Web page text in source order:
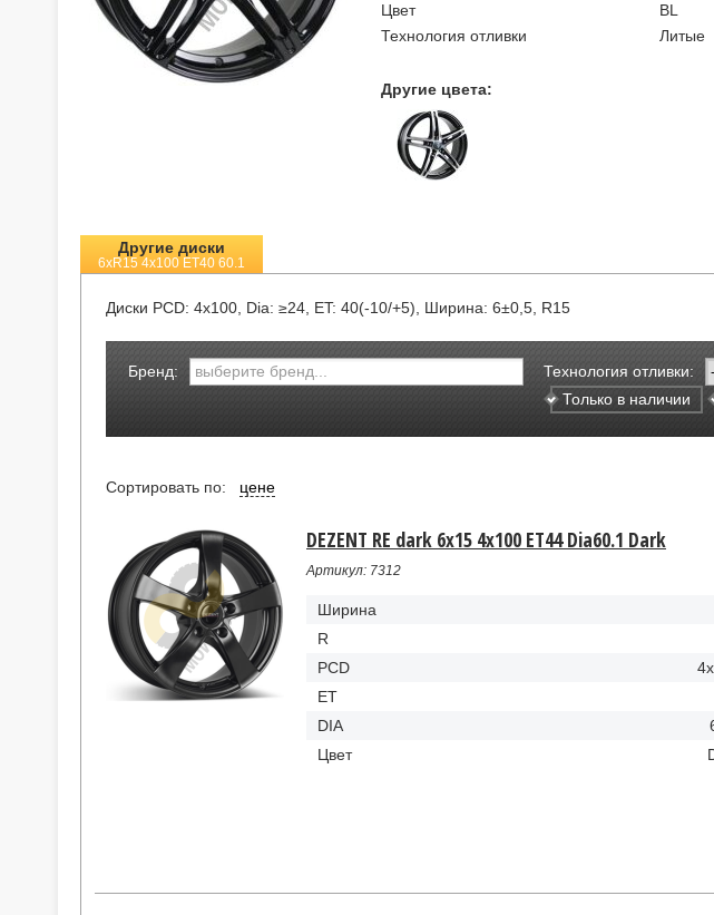
Цвет
BL
Технология отливки
Литые
Другие цвета:
Другие диски
6xR15 4x100 ET40 60.1
Диски PCD: 4x100, Dia: ≥24, ET: 40(-10/+5), Ширина: 6±0,5, R15
Бренд:
Технология отливки:
Только в наличии
Сортировать по: цене
DEZENT RE dark 6x15 4x100 ET44 Dia60.1 Dark
Артикул: 7312
Ширина
R
PCD
ET
DIA
Цвет